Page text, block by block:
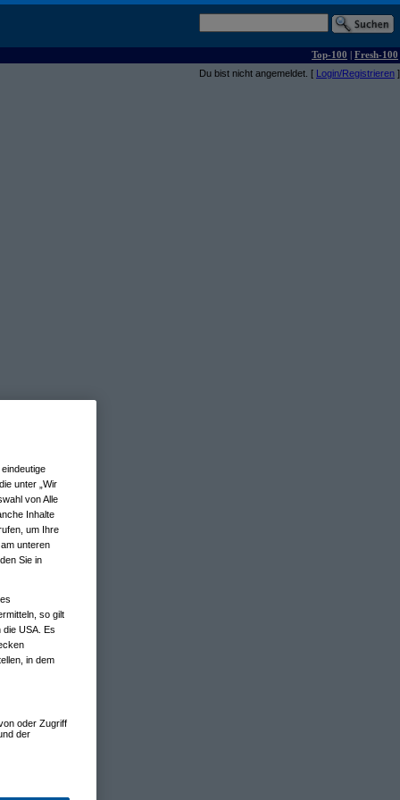
Top-100 | Fresh-100
Du bist nicht angemeldet. [ Login/Registrieren ]
unter „Wir
von Alle
Inhalte
um Ihre
unteren
Sie in
so gilt
die USA. Es
in dem
oder Zugriff
der